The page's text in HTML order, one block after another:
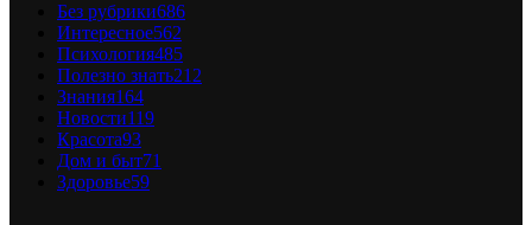
Без рубрики686
Интересное562
Психология485
Полезно знать212
Знания164
Новости119
Красота93
Дом и быт71
Здоровье59